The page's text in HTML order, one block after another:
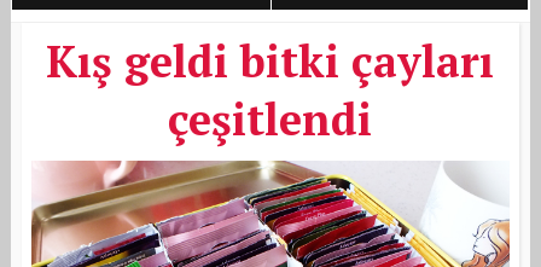
Kış geldi bitki çayları
çeşitlendi